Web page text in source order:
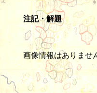
注記・解題
画像情報はありませ